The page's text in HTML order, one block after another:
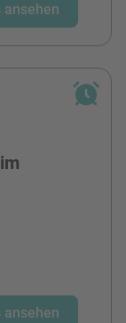
ansehen
ansehen